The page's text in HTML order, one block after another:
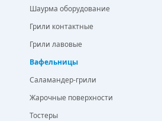
Шаурма оборудование
Грили контактные
Грили лавовые
Вафельницы
Саламандер-грили
Жарочные поверхности
Тостеры